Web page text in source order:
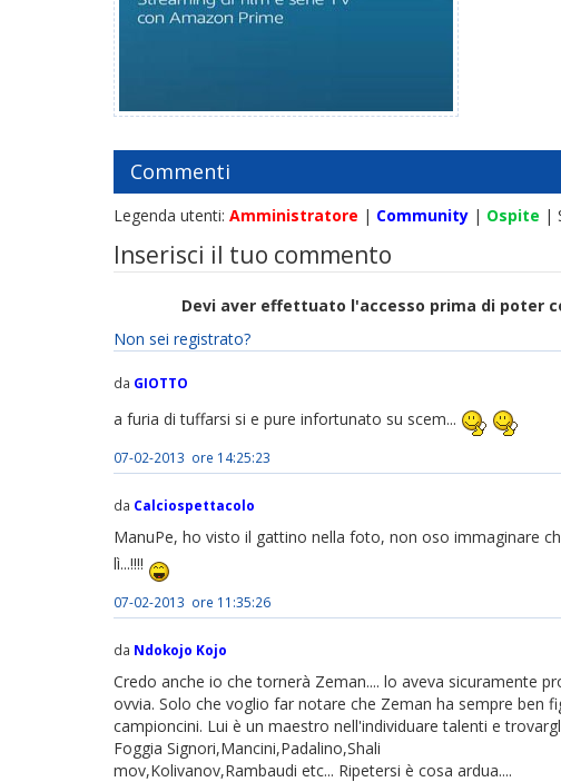
Commenti
Legenda utenti: Amministratore | Community | Ospite |
Inserisci il tuo commento
Devi aver effettuato l'accesso prima di poter
Non sei registrato?
da GIOTTO
a furia di tuffarsi si e pure infortunato su scem...
07-02-2013 ore 14:25:23
da Calciospettacolo
ManuPe, ho visto il gattino nella foto, non oso immaginare
lì...!!!!
07-02-2013 ore 11:35:26
da Ndokojo Kojo
Credo anche io che tornerà Zeman.... lo aveva sicuramente
ovvia. Solo che voglio far notare che Zeman ha sempre ben
campioncini. Lui è un maestro nell'individuare talenti e
Foggia Signori,Mancini,Padalino,Shali
mov,Kolivanov,Rambaudi etc... Ripetersi è cosa ardua....